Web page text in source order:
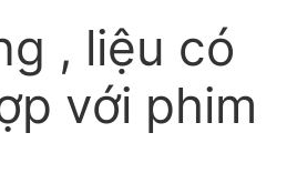
, liệu có
với phim